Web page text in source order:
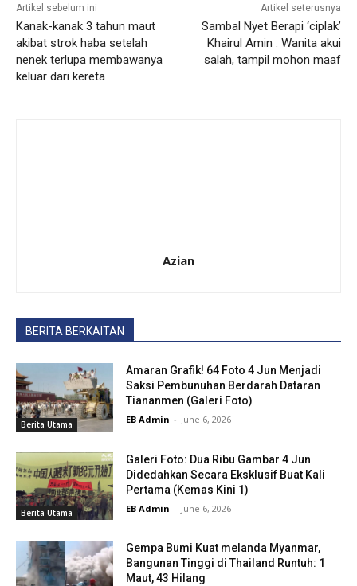
Artikel sebelum ini
Kanak-kanak 3 tahun maut
akibat strok haba setelah
nenek terlupa membawanya
keluar dari kereta
Artikel seterusnya
Sambal Nyet Berapi ‘ciplak’
Khairul Amin : Wanita akui
salah, tampil mohon maaf
Azian
BERITA BERKAITAN
Berita Utama
Amaran Grafik! 64 Foto 4 Jun Menjadi
Saksi Pembunuhan Berdarah Dataran
Tiananmen (Galeri Foto)
EB Admin - June 6, 2026
Berita Utama
Galeri Foto: Dua Ribu Gambar 4 Jun
Didedahkan Secara Eksklusif Buat Kali
Pertama (Kemas Kini 1)
EB Admin - June 6, 2026
Gempa Bumi Kuat melanda Myanmar,
Bangunan Tinggi di Thailand Runtuh: 1
Maut, 43 Hilang